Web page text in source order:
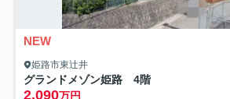
NEW
姫路市東辻井
グランドメゾン姫路 4階
2,090万円